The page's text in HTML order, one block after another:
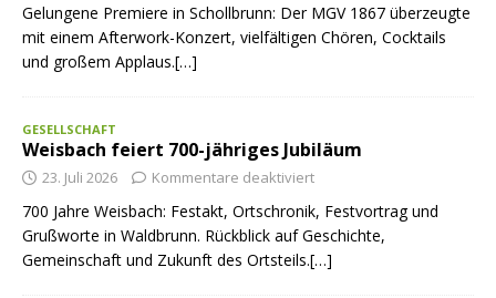
Gelungene Premiere in Schollbrunn: Der MGV 1867 überzeugte
mit einem Afterwork-Konzert, vielfältigen Chören, Cocktails
und großem Applaus.[…]
GESELLSCHAFT
Weisbach feiert 700-jähriges Jubiläum
23. Juli 2026 Kommentare deaktiviert
700 Jahre Weisbach: Festakt, Ortschronik, Festvortrag und
Grußworte in Waldbrunn. Rückblick auf Geschichte,
Gemeinschaft und Zukunft des Ortsteils.[…]